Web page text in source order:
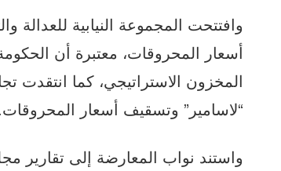
وافتتحت المجموعة النيابية للعدالة
أسعار المحروقات، معتبرة أن
المخزون الاستراتيجي، كما انتقدت
“لاسامير” وتسقيف أسعار
واستند نواب المعارضة إلى تقارير